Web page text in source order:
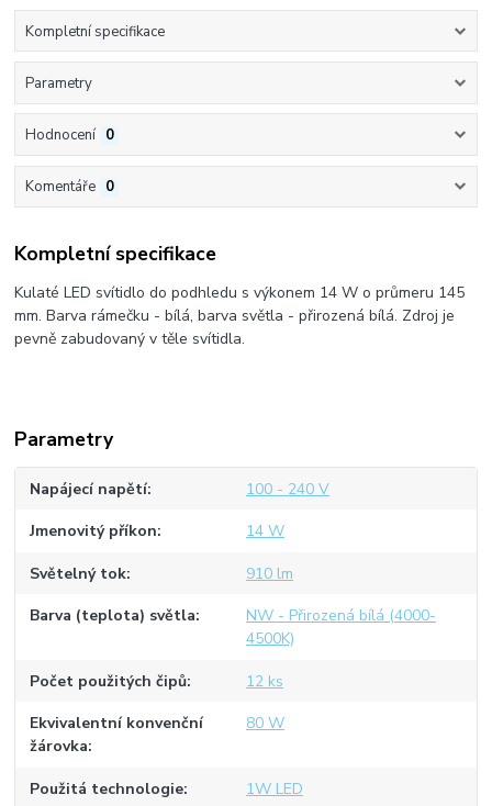
Kompletní specifikace
Parametry
Hodnocení 0
Komentáře 0
Kompletní specifikace
Kulaté LED svítidlo do podhledu s výkonem 14 W o průmeru 145
mm. Barva rámečku - bílá, barva světla - přirozená bílá. Zdroj je
pevně zabudovaný v těle svítidla.
Parametry
Napájecí napětí 100 - 240 V
Jmenovitý příkon 14 W
Světelný tok 910 lm
Barva (teplota) světla
NW - Přirozená bílá (4000-
4500K)
Počet použitých čipů 12 ks
Ekvivalentní konvenční
žárovka
80 W
Použitá technologie 1W LED